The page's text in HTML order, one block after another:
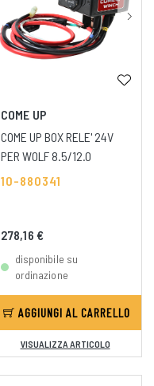
COME UP
COME UP BOX RELE' 24V
PER WOLF 8.5/12.0
10-880341
278,16 €
disponibile su
ordinazione
AGGIUNGI AL CARRELLO
VISUALIZZA ARTICOLO